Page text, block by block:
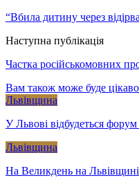
“Вбила дитину через
Наступна публікація
Частка російськомовних
Вам також може буде цікаво
Львівщина
У Львові відбудеться
Львівщина
На Великдень на